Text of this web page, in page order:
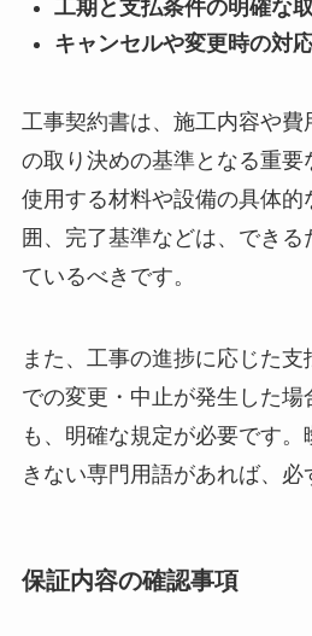
工期と支払条件の明確な
キャンセルや変更時の対
工事契約書は、施工内容や費
の取り決めの基準となる重要
使用する材料や設備の具体的
囲、完了基準などは、でき
ているべきです。
また、工事の進捗に応じた
での変更・中止が発生した場
も、明確な規定が必要です
きない専門用語があれば、必
保証内容の確認事項